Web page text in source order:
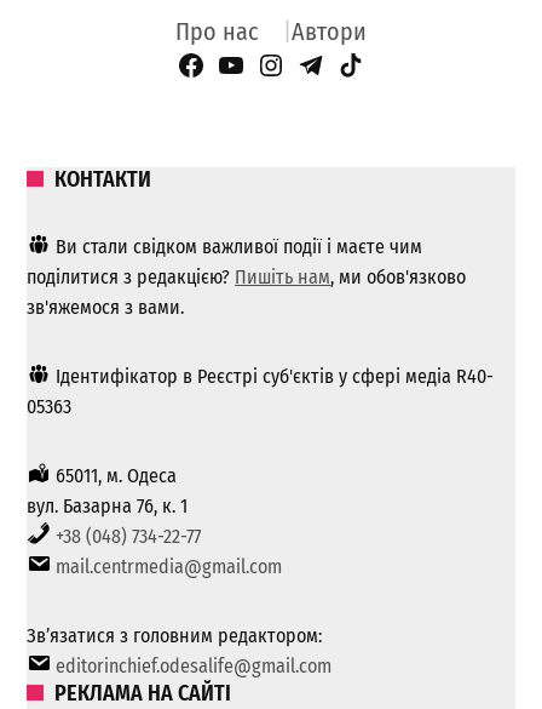
Про нас Автори
Facebook Page
YouTube
Instagram
Telegram
TikTok
КОНТАКТИ
Ви стали свідком важливої ​​події і маєте чим
поділитися з редакцією? Пишіть нам, ми обов'язково
зв'яжемося з вами.
Ідентифікатор в Реєстрі суб'єктів у сфері медіа R40-
05363
65011, м. Одеса
вул. Базарна 76, к. 1
+38 (048) 734-22-77
mail.centrmedia@gmail.com
Зв’язатися з головним редактором:
editorinchief.odesalife@gmail.com
РЕКЛАМА НА САЙТІ